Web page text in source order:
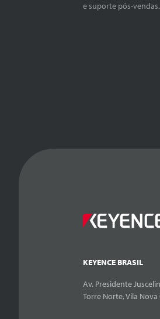
e suporte pós-vendas.
KEYENCE BRASIL
Av. Presidente
Torre Norte, Vila Nova